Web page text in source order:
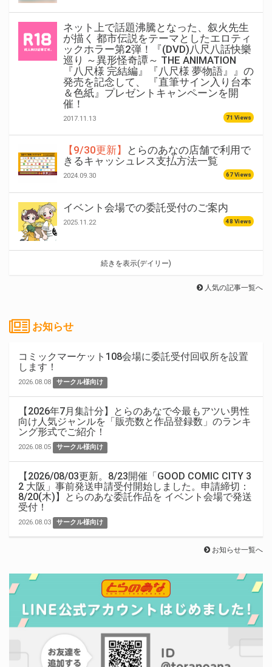
ネット上で話題沸騰となった、叙火先生
が描く 都市伝説をテーマとしたエロティ
ックホラー第2弾！『(DVD)八尺八話快樂
巡り ～異形怪奇譚～ THE ANIMATION
『八尺様 完結編』『八尺様 夢物語』』の
発売を記念して、 『直筆サイン入り台本
＆色紙』プレゼントキャンペーンを開
催！
2017.11.13 71 Views
【9/30更新】
とらのあなの店舗で利用で
きるキャッシュレス支払方法一覧
2024.09.30 67 Views
イベント会場での委託受付のご案内
2025.11.22 48 Views
続きを表示(デイリー)
人気の記事一覧へ
お知らせ
コミックマーケット108会場に委託受付回収所を設置
します！
2026.08.08 サークル様向け
【2026年7月集計分】とらのあなで今最もアツい男性
向け人気ジャンルを「販売数と作品登録数」のランキ
ング形式でご紹介！
2026.08.05 サークル様向け
【2026/08/03更新。8/23開催「GOOD COMIC CITY 3
2 大阪」事前発送申請受付開始しました。申請締切：
8/20(木)】とらのあな委託作品を イベント会場で発送
受付！
2026.08.03 サークル様向け
お知らせ一覧へ